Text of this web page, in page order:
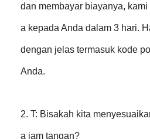
dan membayar biayanya,
a kepada Anda dalam 3 hari.
dengan jelas termasuk kode
Anda.
2. T: Bisakah kita
a jam tangan?